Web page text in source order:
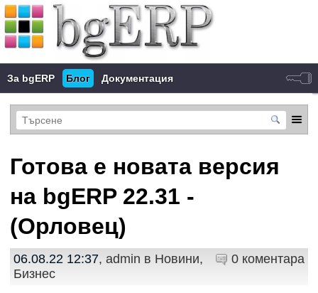
За bgERP Блог Документация
Готова е новата версия
на bgERP 22.31 -
(Орловец)
0 коментара
06.08.22 12:37, admin в Новини,
Бизнес